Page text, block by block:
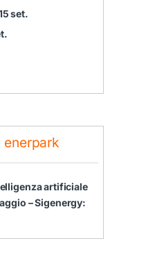
set.
enerpark
artificiale
– Sigenergy: